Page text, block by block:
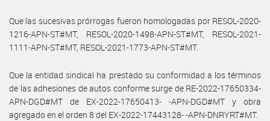
Que las sucesivas prórrogas fueron homologadas por RESOL-2020-
1216-APN-ST#MT, RESOL-2020-1498-APN-ST#MT, RESOL-2021-
1111-APN-ST#MT, RESOL-2021-1773-APN-ST#MT.
Que la entidad sindical ha prestado su conformidad a los términos
de las adhesiones de autos conforme surge de RE-2022-17650334-
APN-DGD#MT de EX-2022-17650413- -APN-DGD#MT y obra
agregado en el orden 8 del EX-2022-17443128- -APN-DNRYRT#MT.